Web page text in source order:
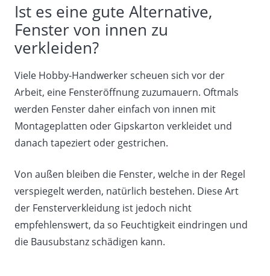
Ist es eine gute Alternative,
Fenster von innen zu
verkleiden?
Viele Hobby-Handwerker scheuen sich vor der
Arbeit, eine Fensteröffnung zuzumauern. Oftmals
werden Fenster daher einfach von innen mit
Montageplatten oder Gipskarton verkleidet und
danach tapeziert oder gestrichen.
Von außen bleiben die Fenster, welche in der Regel
verspiegelt werden, natürlich bestehen. Diese Art
der Fensterverkleidung ist jedoch nicht
empfehlenswert, da so Feuchtigkeit eindringen und
die Bausubstanz schädigen kann.